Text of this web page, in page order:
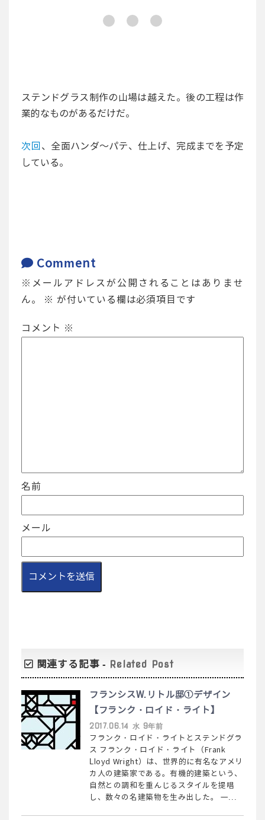
ステンドグラス制作の山場は越えた。後の工程は作
業的なものがあるだけだ。
次回 、全面ハンダ～パテ、仕上げ、完成までを予定
している。
Comment
メールアドレスが公開されることはありませ
ん。
※ が付いている欄は必須項目です
コメント ※
名前
メール
関連する記事 - Related Post
フランシスW.リトル邸①デザイン
【フランク・ロイド・ライト】
2017.06.14 水 9年前
フランク・ロイド・ライトとステンドグラ
ス フランク・ロイド・ライト（Frank
Lloyd Wright）は、世界的に有名なアメリ
カ人の建築家である。有機的建築という、
自然との調和を重んじるスタイルを提唱
し、数々の名建築物を生み出した。 一...